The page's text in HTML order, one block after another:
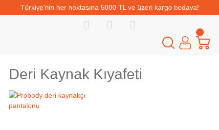
Türkiye'nin her noktasına 5000 TL ve üzeri kargo bedava!
Deri Kaynak Kıyafeti